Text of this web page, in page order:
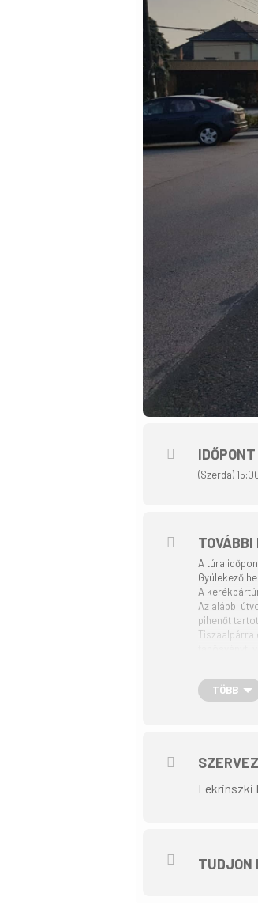
IDŐPONT
(Szerda)
TOVÁBBI
A túra
Gyülekező
A
Az alábbi
pihenőt
természeti
csapatban,
TÖBB
Lekrinszki
TUDJON